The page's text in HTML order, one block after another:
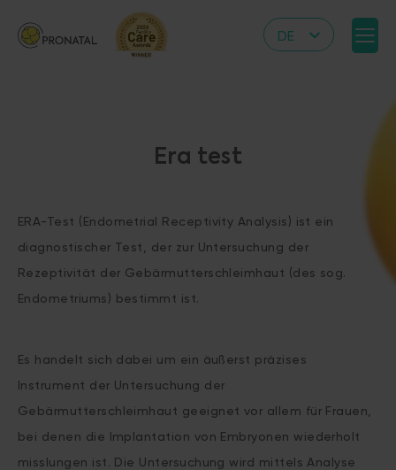
DE
PL
UA
Era test
ERA-Test (Endometrial Receptivity Analysis) ist ein
diagnostischer Test, der zur Untersuchung der
Rezeptivität der Gebärmutterschleimhaut (des sog.
Endometriums) bestimmt ist.
Es handelt sich dabei um ein äußerst präzises
Instrument der Untersuchung der
Gebärmutterschleimhaut geeignet vor allem für Frauen,
bei denen die Implantation von Embryonen wiederholt
misslungen ist. Die Untersuchung wird mittels Analyse